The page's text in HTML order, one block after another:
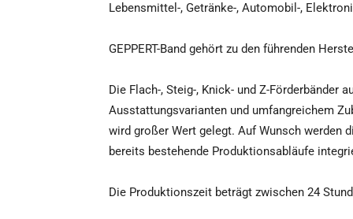
Lebensmittel-, Getränke-, Automobil-,
GEPPERT-Band gehört zu den führenden
Die Flach-, Steig-, Knick- und Z-
Ausstattungsvarianten und umfangreichem
wird großer Wert gelegt. Auf Wunsch werden
bereits bestehende Produktionsabläufe
Die Produktionszeit beträgt zwischen 24